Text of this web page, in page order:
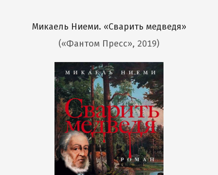
Микаель Ниеми. «Сварить медведя»
(«Фантом Пресс», 2019)